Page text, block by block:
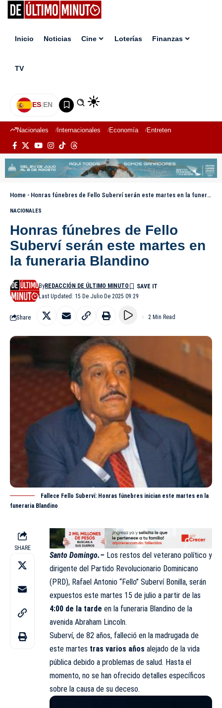
Inicio Noticias Cine Loterías Finanzas
TV
ES|EN
Nacionales Internacionales Economía Entretenimiento
Home - Honras fúnebres de Fello Suberví serán este martes en la funeraria Blandino
NACIONALES
Honras fúnebres de Fello
Suberví serán este martes en
la funeraria Blandino
Last Updated: 15 De Julio De 2025 09:29
ByREDACCIÓN DE ÚLTIMO MINUTO
Share 2 Min Read
Fallece Fello Suberví: Honras fúnebres inician este martes en la
funeraria Blandino
SHARE
Santo Domingo.– Los restos del veterano político y
dirigente del Partido Revolucionario Dominicano
(PRD), Rafael Antonio “Fello” Suberví Bonilla, serán
expuestos este martes 15 de julio a partir de las
4:00 de la tarde en la funeraria Blandino de la
avenida Abraham Lincoln.
Suberví, de 82 años, falleció en la madrugada de
este martes tras varios años alejado de la vida
pública debido a problemas de salud. Hasta el
momento, no se han ofrecido detalles específicos
sobre la causa de su deceso.